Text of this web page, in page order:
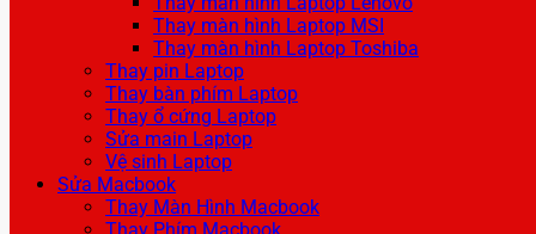
Thay màn hình Laptop MSI
Thay màn hình Laptop Toshiba
Thay pin Laptop
Thay bàn phím Laptop
Thay ổ cứng Laptop
Sửa main Laptop
Vệ sinh Laptop
Sửa Macbook
Thay Màn Hình Macbook